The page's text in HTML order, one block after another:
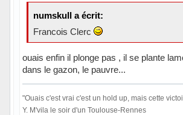
numskull a écrit:
Francois Clerc
ouais enfin il plonge pas , il se plante
dans le gazon, le pauvre...
"Ouais c'est vrai c'est un hold up, mais cette
Y. M'vila le soir d'un Toulouse-Rennes